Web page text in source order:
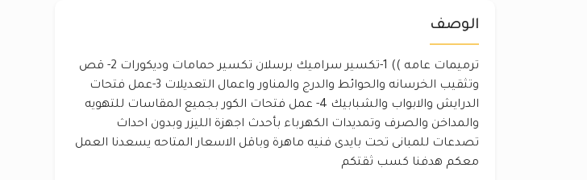
الوصف
ترميمات عامه )) 1-تكسير سراميك برسلان تكسير حمامات وديكورات 2- قص
وتثقيب الخرسانه والحوائط والدرج والمناور واعمال التعديلات 3-عمل فتحات
الدرايش والابواب والشبابيك 4- عمل فتحات الكور بجميع المقاسات للتهويه
والمداخن والصرف وتمديدات الكهرباء بأحدث اجهزة الليزر وبدون احداث
تصدعات للمبانى تحت بايدى فنيه ماهرة وباقل الاسعار المتاحه يسعدنا العمل
معكم هدفنا كسب ثقتكم